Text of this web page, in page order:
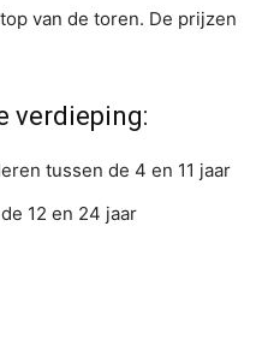
van de toren. De prijzen
verdieping:
tussen de 4 en 11 jaar
12 en 24 jaar